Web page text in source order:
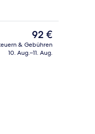
in der Nähe,
Der
aktuelle
Preis
92 €
& Gebühren
10. Aug.–11. Aug.